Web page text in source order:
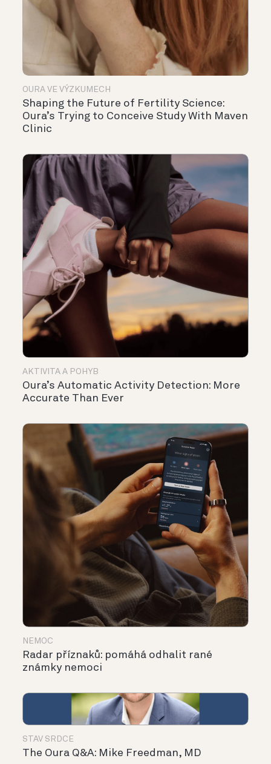
OURA VE VÝZKUMECH
Shaping the Future of Fertility Science:
Oura’s Trying to Conceive Study With Maven
Clinic
AKTIVITA A POHYB
Oura’s Automatic Activity Detection: More
Accurate Than Ever
NEMOC
Radar příznaků: pomáhá odhalit rané
známky nemoci
STAV SRDCE
The Oura Q&A: Mike Freedman, MD